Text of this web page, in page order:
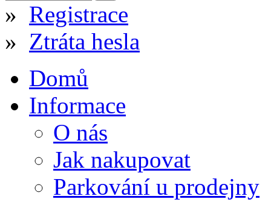
» Registrace
» Ztráta hesla
Domů
Informace
O nás
Jak nakupovat
Parkování u prodejny